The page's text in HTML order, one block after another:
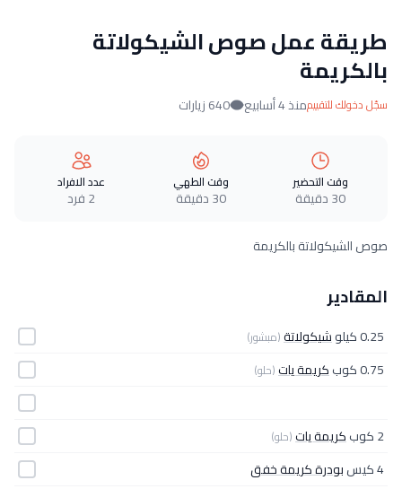
طريقة عمل صوص الشيكولاتة
بالكريمة
سجّل دخولك للتقييممنذ 4 أسابيع 640 زيارات
وقت التحضير
30 دقيقة
وقت الطهي
30 دقيقة
عدد الافراد
2 فرد
صوص الشيكولاتة بالكريمة
المقادير
0.25 كيلو شيكولاتة(مبشور)
0.75 كوب كريمة يات(حلو)
2 كوب كريمة يات(حلو)
4 كيس
بودرة كريمة خفق